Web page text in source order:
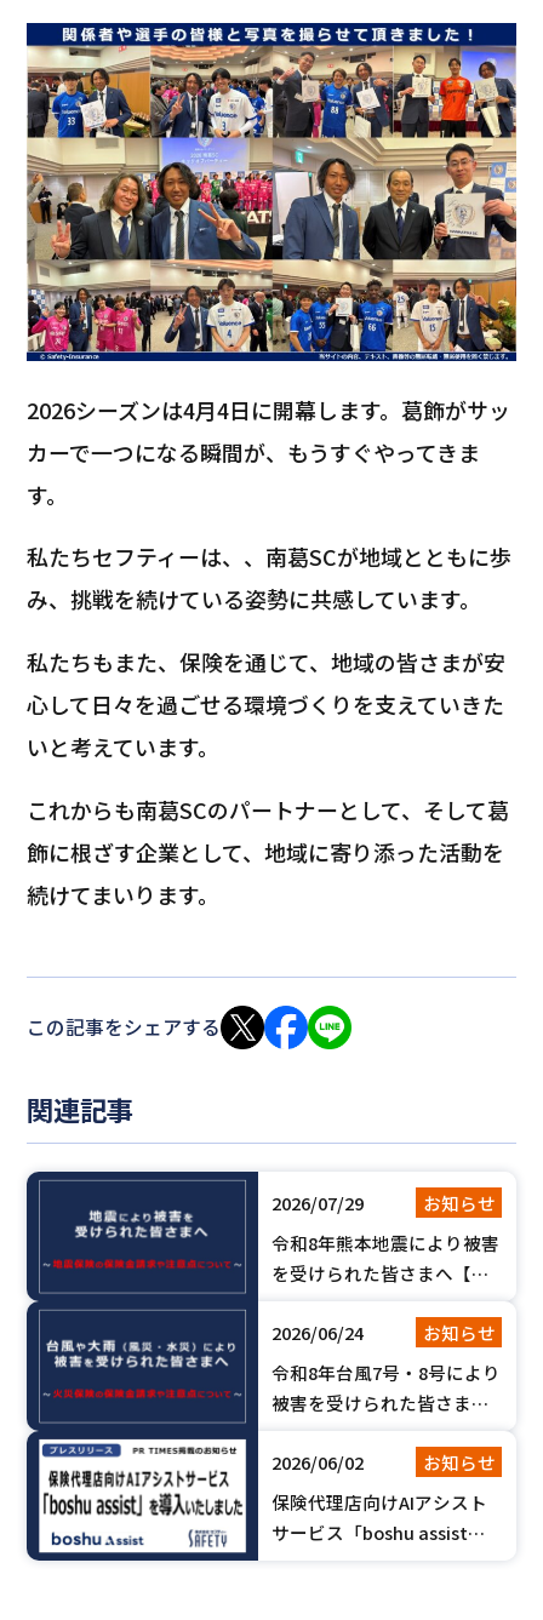
2026シーズンは4月4日に開幕します。葛飾がサッ
カーで一つになる瞬間が、もうすぐやってきま
す。
私たちセフティーは、、南葛SCが地域とともに歩
み、挑戦を続けている姿勢に共感しています。
私たちもまた、保険を通じて、地域の皆さまが安
心して日々を過ごせる環境づくりを支えていきた
いと考えています。
これからも南葛SCのパートナーとして、そして葛
飾に根ざす企業として、地域に寄り添った活動を
続けてまいります。
この記事をシェアする
関連記事
2026/07/29
お知らせ
令和8年熊本地震により被害
を受けられた皆さまへ【地
点について】
2026/06/24
お知らせ
令和8年台風7号・8号により
被害を受けられた皆さまへ
注意点について】
2026/06/02
お知らせ
保険代理店向けAIアシスト
サービス「boshu assist」